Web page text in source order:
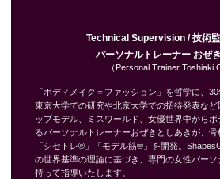
Technical Supervision / 技術
パーソナルトレーナー おぜ
（Personal Trainer Toshiaki
「ボディメイク＝ファッション」を哲学に、
東京大学での研究や北京大学での招待発表な
ップモデル、ミスワールド、女優世界中から
るパーソナルトレーナーおぜきとしあきが、
「シセトレ®」「モデル筋®」を開発。
の世界基準の理論に基づき、専門の女性パー
持って指導いたします。